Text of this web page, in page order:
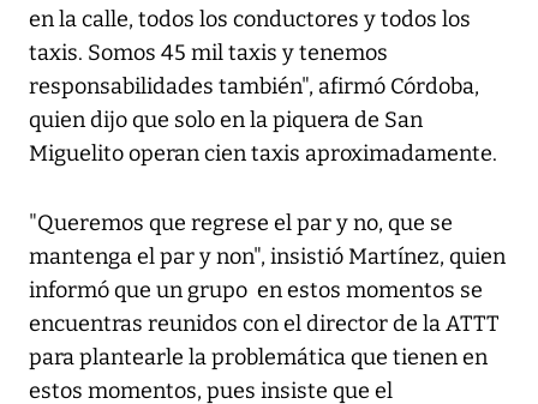
en la calle, todos los conductores y todos los
taxis. Somos 45 mil taxis y tenemos
responsabilidades también", afirmó Córdoba,
quien dijo que solo en la piquera de San
Miguelito operan cien taxis aproximadamente.
"Queremos que regrese el par y no, que se
mantenga el par y non", insistió Martínez, quien
informó que un grupo en estos momentos se
encuentras reunidos con el director de la ATTT
para plantearle la problemática que tienen en
estos momentos, pues insiste que el